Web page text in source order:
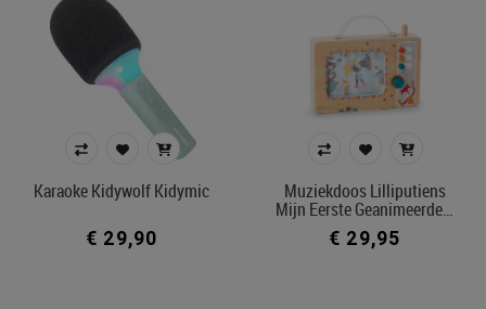
Karaoke Kidywolf Kidymic
€ 29,90
Muziekdoos Lilliputiens
Mijn Eerste Geanimeerde…
€ 29,95